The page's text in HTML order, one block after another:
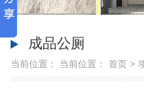
成品公厕
当前位置： 当前位置： 首页 >